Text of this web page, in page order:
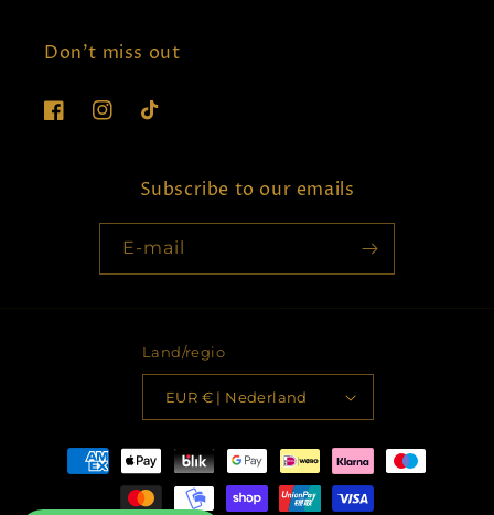
Don't miss out
FacebookInstagram
TikTok
Subscribe to our emails
E‑mail
Land/regio
EUR € | Nederland
Betaalmethoden